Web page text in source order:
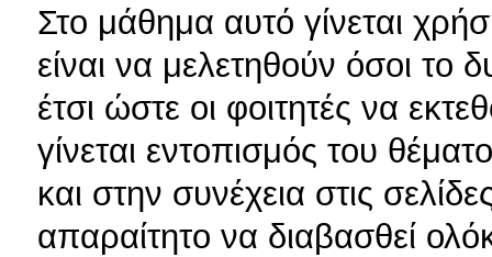
Στο μάθημα αυτό γίνεται
είναι να μελετηθούν όσοι το
έτσι ώστε οι φοιτητές να
γίνεται εντοπισμός του
και στην συνέχεια στις
απαραίτητο να διαβασθεί